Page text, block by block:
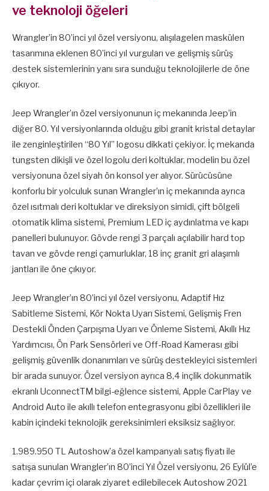
ve teknoloji öğeleri
Wrangler’in 80’inci yıl özel versiyonu, alışılagelen maskülen
tasarımına eklenen 80’inci yıl vurguları ve gelişmiş sürüş
destek sistemlerinin yanı sıra sunduğu teknolojilerle de öne
çıkıyor.
Jeep Wrangler’ın özel versiyonunun iç mekanında Jeep’in
diğer 80. Yıl versiyonlarında olduğu gibi granit kristal detaylar
ile zenginleştirilen “80 Yıl” logosu dikkati çekiyor. İç mekanda
tungsten dikişli ve özel logolu deri koltuklar, modelin bu özel
versiyonuna özel siyah ön konsol yer alıyor. Sürücüsüne
konforlu bir yolculuk sunan Wrangler’ın iç mekanında ayrıca
özel ısıtmalı deri koltuklar ve direksiyon simidi, çift bölgeli
otomatik klima sistemi, Premium LED iç aydınlatma ve kapı
panelleri bulunuyor. Gövde rengi 3 parçalı açılabilir hard top
tavan ve gövde rengi çamurluklar, 18 inç granit gri alaşımlı
jantları ile öne çıkıyor.
Jeep Wrangler’ın 80’inci yıl özel versiyonu, Adaptif Hız
Sabitleme Sistemi, Kör Nokta Uyarı Sistemi, Gelişmiş Fren
Destekli Önden Çarpışma Uyarı ve Önleme Sistemi, Akıllı Hız
Yardımcısı, Ön Park Sensörleri ve Off-Road Kamerası gibi
gelişmiş güvenlik donanımları ve sürüş destekleyici sistemleri
bir arada sunuyor. Özel versiyon ayrıca 8,4 inçlik dokunmatik
ekranlı UconnectTM bilgi-eğlence sistemi, Apple CarPlay ve
Android Auto ile akıllı telefon entegrasyonu gibi özellikleri ile
kabin içindeki teknolojik gereksinimleri eksiksiz sağlıyor.
1.989.950 TL Autoshow’a özel kampanyalı satış fiyatı ile
satışa sunulan Wrangler’ın 80’inci Yıl Özel versiyonu, 26 Eylül’e
kadar çevrim içi olarak ziyaret edilebilecek Autoshow 2021